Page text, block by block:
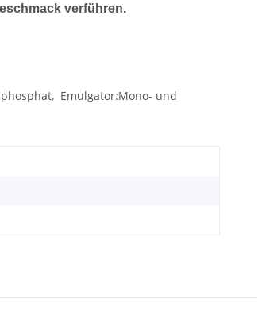
verführen.
Emulgator:Mono- und